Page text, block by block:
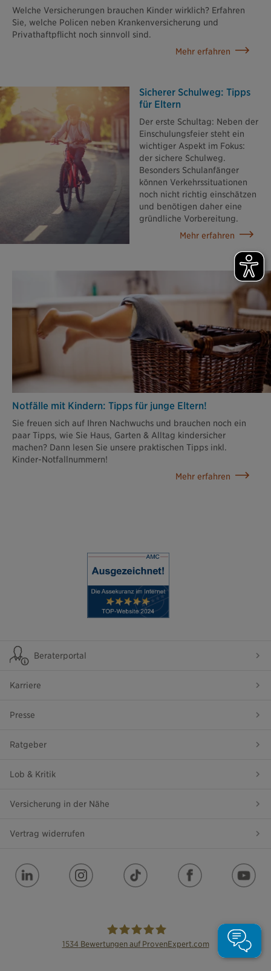
Welche Versicherungen brauchen Kinder wirklich? Erfahren
Sie, welche Policen neben Krankenversicherung und
Privathaftpflicht noch sinnvoll sind.
Mehr erfahren
Sicherer Schulweg: Tipps
für Eltern
Der erste Schultag: Neben der
Einschulungsfeier steht ein
wichtiger Aspekt im Fokus:
der sichere Schulweg.
Besonders Schulanfänger
können Verkehrssituationen
noch nicht richtig einschätzen
und benötigen daher eine
gründliche Vorbereitung.
Mehr erfahren
Notfälle mit Kindern: Tipps für junge Eltern!
Sie freuen sich auf Ihren Nachwuchs und brauchen noch ein
paar Tipps, wie Sie Haus, Garten & Alltag kindersicher
machen? Dann lesen Sie unsere praktischen Tipps inkl.
Kinder-Notfallnummern!
Mehr erfahren
Beraterportal
Karriere
Presse
Ratgeber
Lob & Kritik
Versicherung in der Nähe
Vertrag widerrufen
1534 Bewertungen auf ProvenExpert.com